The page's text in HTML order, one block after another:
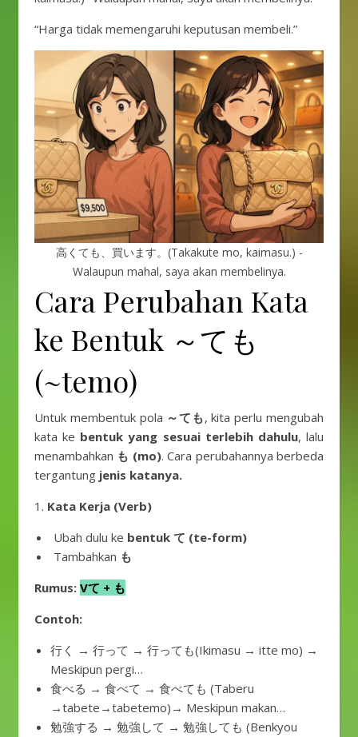
“Harga tidak memengaruhi keputusan membeli.”
高くても、買います。(Takakute mo, kaimasu.) -
Walaupun mahal, saya akan membelinya.
Cara Perubahan Kata
ke Bentuk ～ても
(~temo)
Untuk membentuk pola ～ても, kita perlu mengubah
kata ke bentuk yang sesuai terlebih dahulu, lalu
menambahkan も (mo). Cara perubahannya berbeda
tergantung jenis katanya.
1. Kata Kerja (Verb)
Ubah dulu ke bentuk て (te-form)
Tambahkan も
Rumus: Vて + も
Contoh:
行く → 行って → 行っても(Ikimasu → itte mo) →
Meskipun pergi…
食べる → 食べて → 食べても (Taberu
→tabete→tabetemo)→ Meskipun makan…
勉強する → 勉強して → 勉強しても (Benkyou